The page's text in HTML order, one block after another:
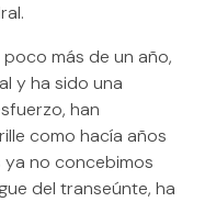
más de un año,
y ha sido una
han
como hacía años
ya no concebimos
del transeúnte, ha